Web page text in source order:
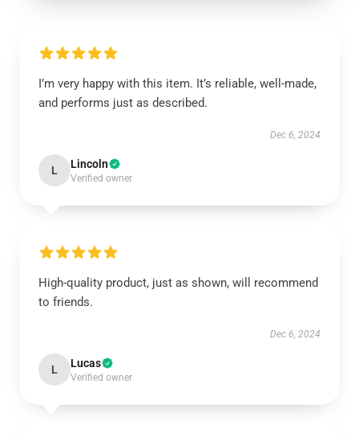
I’m very happy with this item. It’s reliable, well-made,
and performs just as described.
Dec 6, 2024
L Lincoln
Verified owner
High-quality product, just as shown, will recommend
to friends.
Dec 6, 2024
L Lucas
Verified owner